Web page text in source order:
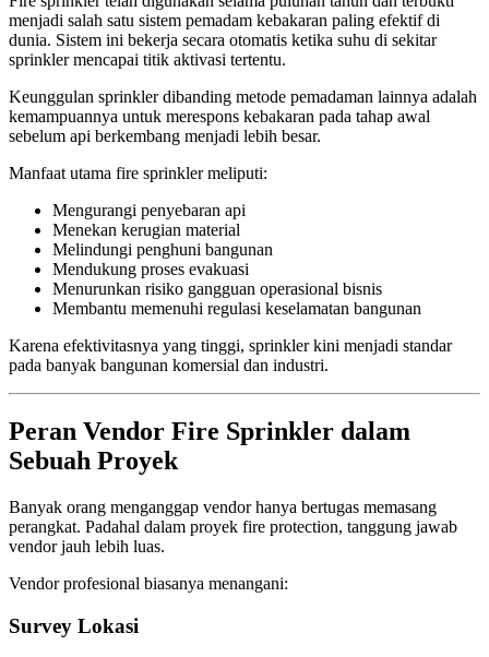
menjadi salah satu sistem pemadam kebakaran paling efektif di
dunia. Sistem ini bekerja secara otomatis ketika suhu di sekitar
sprinkler mencapai titik aktivasi tertentu.
Keunggulan sprinkler dibanding metode pemadaman lainnya adalah
kemampuannya untuk merespons kebakaran pada tahap awal
sebelum api berkembang menjadi lebih besar.
Manfaat utama fire sprinkler meliputi:
Mengurangi penyebaran api
Menekan kerugian material
Melindungi penghuni bangunan
Mendukung proses evakuasi
Menurunkan risiko gangguan operasional bisnis
Membantu memenuhi regulasi keselamatan bangunan
Karena efektivitasnya yang tinggi, sprinkler kini menjadi standar
pada banyak bangunan komersial dan industri.
Peran Vendor Fire Sprinkler dalam
Sebuah Proyek
Banyak orang menganggap vendor hanya bertugas memasang
perangkat. Padahal dalam proyek fire protection, tanggung jawab
vendor jauh lebih luas.
Vendor profesional biasanya menangani:
Survey Lokasi